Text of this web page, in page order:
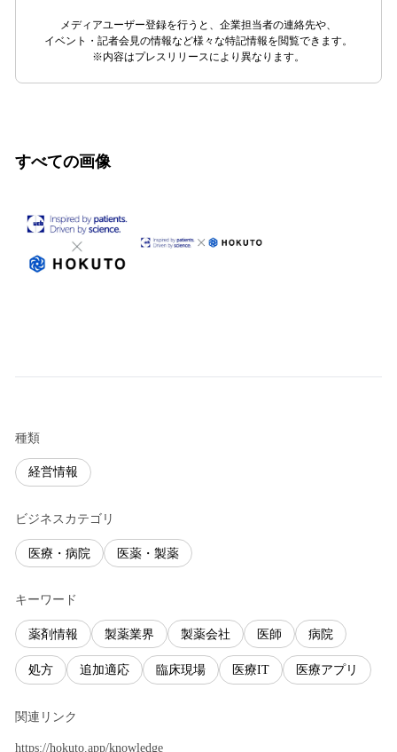
メディアユーザー登録を行うと、企業担当者の連絡先や、
イベント・記者会見の情報など様々な特記情報を閲覧できます。
※内容はプレスリリースにより異なります。
すべての画像
種類
経営情報
ビジネスカテゴリ
医療・病院 医薬・製薬
キーワード
薬剤情報 製薬業界 製薬会社 医師 病院
処方 追加適応 臨床現場 医療IT 医療アプリ
関連リンク
https://hokuto.app/knowledge